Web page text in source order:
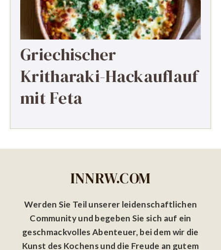
Griechischer
Kritharaki-Hackauflauf
mit Feta
INNRW.COM
Werden Sie Teil unserer leidenschaftlichen
Community und begeben Sie sich auf ein
geschmackvolles Abenteuer, bei dem wir die
Kunst des Kochens und die Freude an gutem